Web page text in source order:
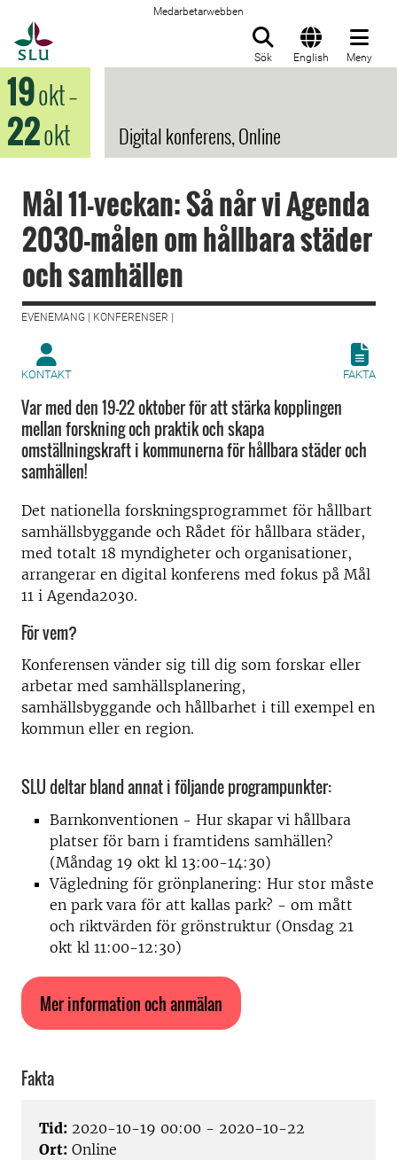
Medarbetarwebben
Sök English Meny
19okt–
22okt Digital konferens, Online
Mål 11-veckan: Så når vi Agenda
2030-målen om hållbara städer
och samhällen
EVENEMANG | KONFERENSER |
KONTAKT FAKTA
Var med den 19-22 oktober för att stärka kopplingen
mellan forskning och praktik och skapa
omställningskraft i kommunerna för hållbara städer och
samhällen!
Det nationella forskningsprogrammet för hållbart
samhällsbyggande och Rådet för hållbara städer,
med totalt 18 myndigheter och organisationer,
arrangerar en digital konferens med fokus på Mål
11 i Agenda2030.
För vem?
Konferensen vänder sig till dig som forskar eller
arbetar med samhällsplanering,
samhällsbyggande och hållbarhet i till exempel en
kommun eller en region.
SLU deltar bland annat i följande programpunkter:
Barnkonventionen - Hur skapar vi hållbara
platser för barn i framtidens samhällen?
(Måndag 19 okt kl 13:00-14:30)
Vägledning för grönplanering: Hur stor måste
en park vara för att kallas park? - om mått
och riktvärden för grönstruktur (Onsdag 21
okt kl 11:00-12:30)
Mer information och anmälan
Fakta
Tid: 2020-10-19 00:00 - 2020-10-22
Ort: Online